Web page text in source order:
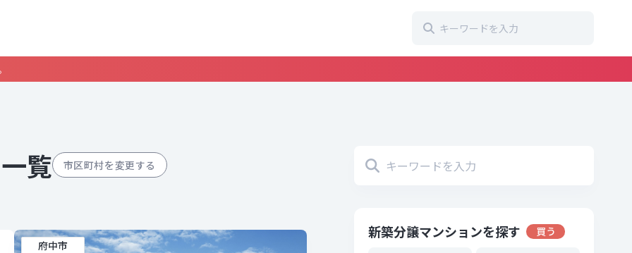
覧 市区町村を変更する
府中市
新築分譲マンションを探す 買う